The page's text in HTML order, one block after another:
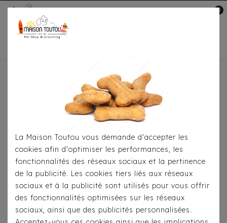
0
Pour Le Repas Gamelles
Eiby Grey
La Maison Toutou vous demande d'accepter les
cookies afin d'optimiser les performances, les
fonctionnalités des réseaux sociaux et la pertinence
de la publicité. Les cookies tiers liés aux réseaux
sociaux et à la publicité sont utilisés pour vous offrir
des fonctionnalités optimisées sur les réseaux
sociaux, ainsi que des publicités personnalisées.